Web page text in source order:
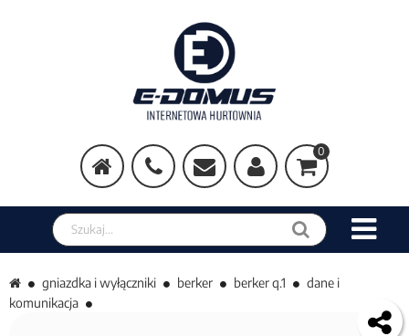
0
Szukaj w sklepie
gniazdka i wyłączniki berker berker q.1
dane i
komunikacja